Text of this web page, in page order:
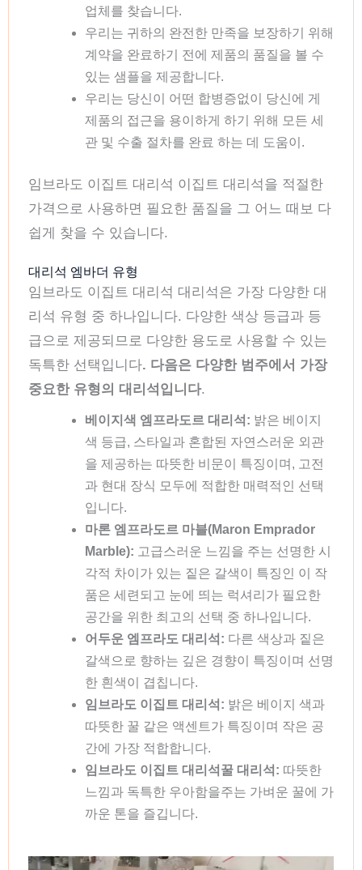
업체를 찾습니다.
우리는 귀하의 완전한 만족을 보장하기 위해
계약을 완료하기 전에 제품의 품질을 볼 수
있는 샘플을 제공합니다.
우리는 당신이 어떤 합병증없이 당신에 게
제품의 접근을 용이하게 하기 위해 모든 세
관 및 수출 절차를 완료 하는 데 도움이.
임브라도 이집트 대리석 이집트 대리석을 적절한
가격으로 사용하면 필요한 품질을 그 어느 때보 다
쉽게 찾을 수 있습니다.
대리석 엠바더 유형
임브라도 이집트 대리석 대리석은 가장 다양한 대
리석 유형 중 하나입니다. 다양한 색상 등급과 등
급으로 제공되므로 다양한 용도로 사용할 수 있는
독특한 선택입니다. 다음은 다양한 범주에서 가장
중요한 유형의 대리석입니다.
베이지색 엠프라도르 대리석: 밝은 베이지
색 등급, 스타일과 혼합된 자연스러운 외관
을 제공하는 따뜻한 비문이 특징이며, 고전
과 현대 장식 모두에 적합한 매력적인 선택
입니다.
마론 엠프라도르 마블(Maron Emprador
Marble): 고급스러운 느낌을 주는 선명한 시
각적 차이가 있는 짙은 갈색이 특징인 이 작
품은 세련되고 눈에 띄는 럭셔리가 필요한
공간을 위한 최고의 선택 중 하나입니다.
어두운 엠프라도 대리석: 다른 색상과 짙은
갈색으로 향하는 깊은 경향이 특징이며 선명
한 흰색이 겹칩니다.
임브라도 이집트 대리석: 밝은 베이지 색과
따뜻한 꿀 같은 액센트가 특징이며 작은 공
간에 가장 적합합니다.
임브라도 이집트 대리석꿀 대리석: 따뜻한
느낌과 독특한 우아함을주는 가벼운 꿀에 가
까운 톤을 즐깁니다.